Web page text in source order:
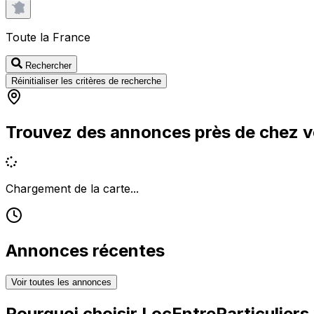
Toute la France
Rechercher
Réinitialiser les critères de recherche
Trouvez des annonces près de chez
Chargement de la carte...
Annonces récentes
Voir toutes les annonces